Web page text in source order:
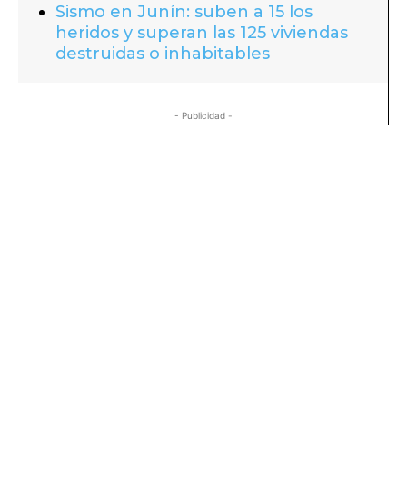
Sismo en Junín: suben a 15 los
heridos y superan las 125 viviendas
destruidas o inhabitables
- Publicidad -